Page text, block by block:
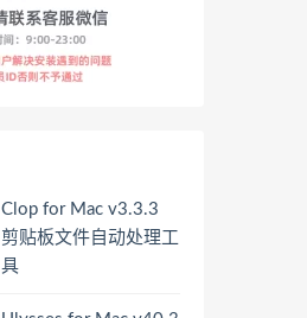
Clop for Mac v3.3.3
剪贴板文件自动处理工
具